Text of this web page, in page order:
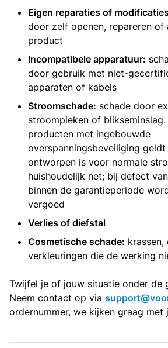
Eigen reparaties of
door zelf openen, repareren of
product
Incompatibele apparatuur:
door gebruik met niet-
apparaten of kabels
Stroomschade: schade door
stroompieken of
producten met ingebouwde
overspanningsbeveiliging
ontworpen is voor normale
huishoudelijk net; bij defect
binnen de garantieperiode
vergoed
Verlies of diefstal
Cosmetische schade:
verkleuringen die de werking
Twijfel je of jouw situatie onder de
Neem contact op via
ordernummer, we kijken graag met